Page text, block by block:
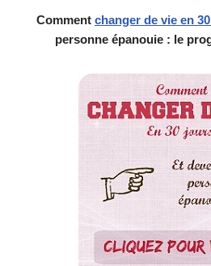
Comment changer de vie en
personne épanouie : le